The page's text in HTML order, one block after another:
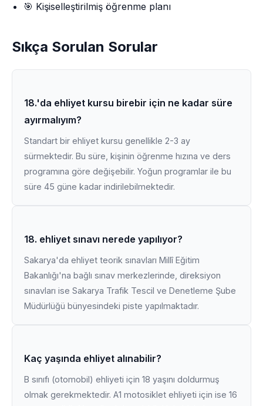
🎯 Kişiselleştirilmiş öğrenme planı
Sıkça Sorulan Sorular
18.'da ehliyet kursu birebir için ne kadar süre
ayırmalıyım?
Standart bir ehliyet kursu genellikle 2-3 ay
sürmektedir. Bu süre, kişinin öğrenme hızına ve ders
programına göre değişebilir. Yoğun programlar ile bu
süre 45 güne kadar indirilebilmektedir.
18. ehliyet sınavı nerede yapılıyor?
Sakarya'da ehliyet teorik sınavları Millî Eğitim
Bakanlığı'na bağlı sınav merkezlerinde, direksiyon
sınavları ise Sakarya Trafik Tescil ve Denetleme Şube
Müdürlüğü bünyesindeki piste yapılmaktadır.
Kaç yaşında ehliyet alınabilir?
B sınıfı (otomobil) ehliyeti için 18 yaşını doldurmuş
olmak gerekmektedir. A1 motosiklet ehliyeti için ise 16